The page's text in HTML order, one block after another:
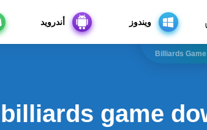
ويندوز أندرويد
Billiards
billiards game